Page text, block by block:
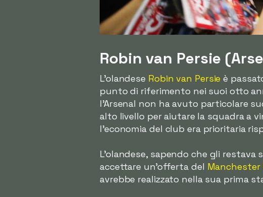
Robin van Persie
L'olandese Robin van Persie è
punto di riferimento nei suoi otto
l'Arsenal non ha avuto particolare
alto livello per aiutare la squadra a
l'economia del club era prioritaria
L'olandese, sapendo che gli
accettare un'offerta del Manchester
avrebbe realizzato nella sua prima